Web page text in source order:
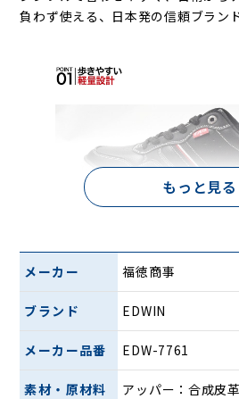
負わず使える、日本発の信頼ブランド
EDWIN（エドウィン）のローカット
は、“軽い”が魅力のシューズ。片
驚くほどの軽量設計で、長い時間歩
毎日の外出がぐっと快適になります
もっと見る
メーカー 福徳商事
ブランド EDWIN
メーカー品番 EDW-7761
素材・原材料
アッパー：合成皮